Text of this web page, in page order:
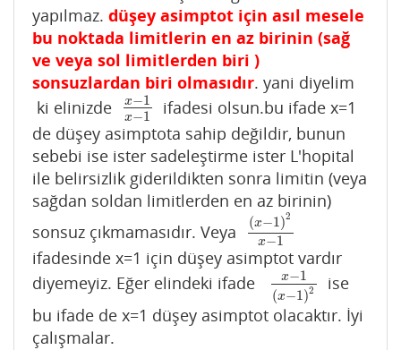
yapılmaz. düşey asimptot için asıl mesele
bu noktada limitlerin en az birinin (sağ
ve veya sol limitlerden biri )
sonsuzlardan biri olmasıdır. yani diyelim
ki elinizde
x−1
x−1
x−1x 1
ifadesi olsun.bu ifade x=1
de düşey asimptota sahip değildir, bunun
sebebi ise ister sadeleştirme ister L'hopital
ile belirsizlik giderildikten sonra limitin (veya
sağdan soldan limitlerden en az birinin)
sonsuz çıkmamasıdır. Veya
(x−1)2
x−1
(x−1)2x
ifadesinde x=1 için düşey asimptot vardır
diyemeyiz. Eğer elindeki ifade
x−1
(x−1)2
x−1(x−1 )2
ise
bu ifade de x=1 düşey asimptot olacaktır. İyi
çalışmalar.